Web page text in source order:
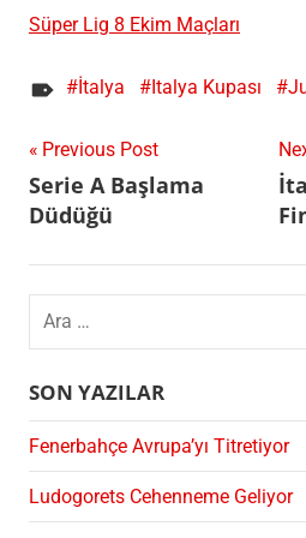
Süper Lig 8 Ekim Maçları
İtalya Italya Kupası
Yazı
gezinmesi
Previous Post
Serie A Başlama
Düdüğü
Search
SON YAZILAR
Fenerbahçe Avrupa’yı Titretiyor
Ludogorets Cehenneme Geliyor